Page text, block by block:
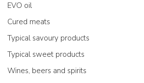
EVO oil
Cured meats
Typical savoury products
Typical sweet products
Wines, beers and spirits